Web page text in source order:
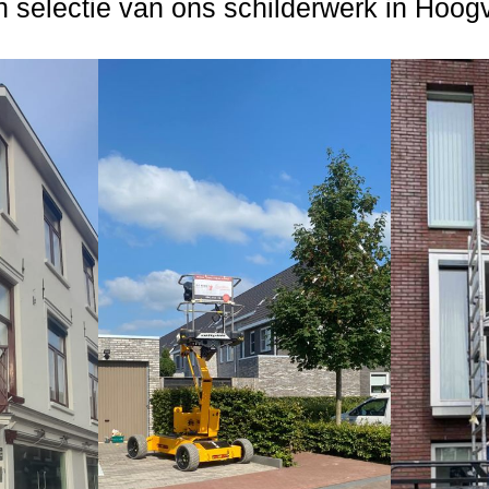
selectie van ons schilderwerk in